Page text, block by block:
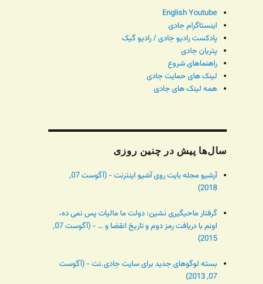
English Youtube
اینستاگرام جادی
پادکست رادیو جادی / رادیو گیک
پتریان جادی
راهنماهای شروع
لینک های حمایت جادی
همه لینک های جادی
سال‌ها پیش در چنین روزی
آرشیو مجله بایت روی آشیو اینترنت - (آگوست 07,
2018)
گرفتار ماحیگیری نشین: دولت ما مالیات پس نمی ده،
اونم با دریافت رمز دوم و تاریخ انقضا و … - (آگوست 07,
2015)
بسته لوگوهای جدید برای سایت جادی.نت - (آگوست
07, 2013)